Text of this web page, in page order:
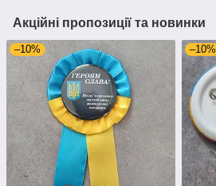
Акційні пропозиції та новинки
–10% –10%